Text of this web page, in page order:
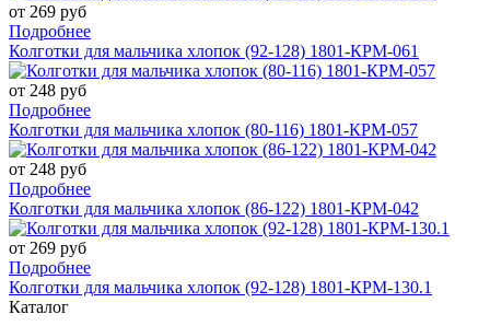
от 269 руб
Подробнее
Колготки для мальчика хлопок (92-128) 1801-КРМ-061
от 248 руб
Подробнее
Колготки для мальчика хлопок (80-116) 1801-КРМ-057
от 248 руб
Подробнее
Колготки для мальчика хлопок (86-122) 1801-КРМ-042
от 269 руб
Подробнее
Колготки для мальчика хлопок (92-128) 1801-КРМ-130.1
Каталог